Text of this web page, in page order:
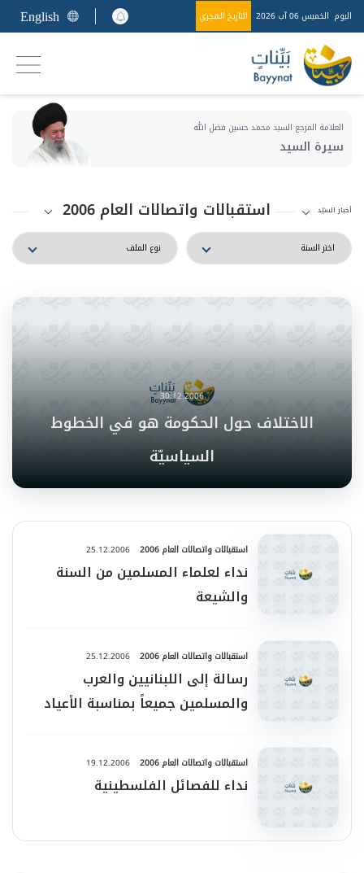
اليوم الخميس 06 آب 2026 التاريخ الهجري English
العلامة المرجع السيد محمد حسين فضل الله
سيرة السيد
أخبار السيّد استقبالات واتصالات العام 2006
30.12.2006
الاختلاف حول الحكومة هو في الخطوط
السياسيّة
استقبالات واتصالات العام 2006 25.12.2006
نداء لعلماء المسلمين من السنة
والشيعة
استقبالات واتصالات العام 2006 25.12.2006
رسالة إلى اللبنانيين والعرب
والمسلمين جميعاً بمناسبة الأعياد
استقبالات واتصالات العام 2006 19.12.2006
نداء للفصائل الفلسطينية